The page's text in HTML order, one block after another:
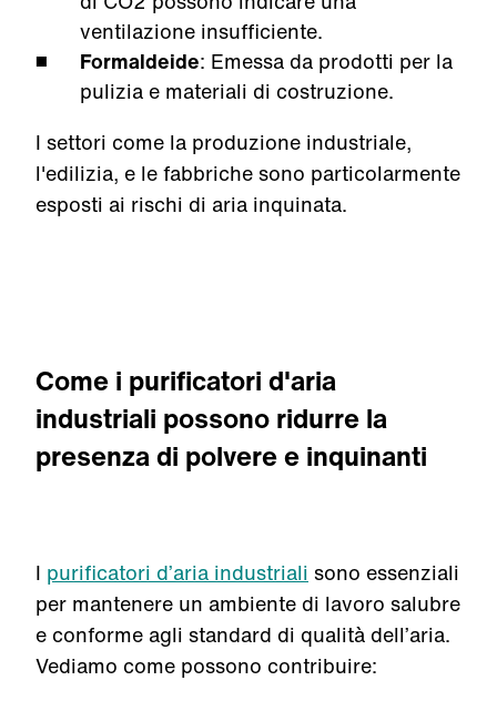
ventilazione insufficiente.
Formaldeide: Emessa da prodotti per la
pulizia e materiali di costruzione.
I settori come la produzione industriale,
l'edilizia, e le fabbriche sono particolarmente
esposti ai rischi di aria inquinata.
Come i purificatori d'aria
industriali possono ridurre la
presenza di polvere e inquinanti
I purificatori d’aria industriali sono essenziali
per mantenere un ambiente di lavoro salubre
e conforme agli standard di qualità dell’aria.
Vediamo come possono contribuire: